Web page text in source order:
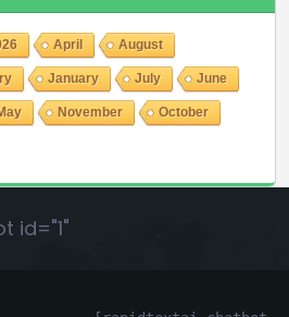
April August
January July June
November October
id="1"